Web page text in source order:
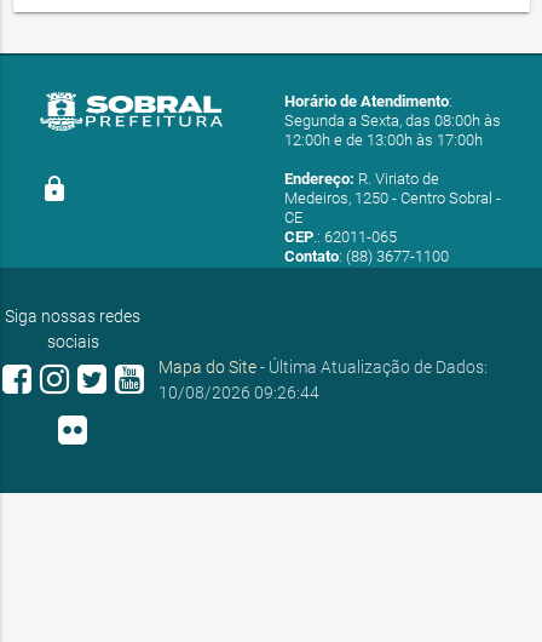
lock
Horário de Atendimento:
Segunda a Sexta, das 08:00h às
12:00h e de 13:00h às 17:00h
Endereço: R. Viriato de
Medeiros, 1250 - Centro Sobral -
CE
CEP.: 62011-065
Contato: (88) 3677-1100
Siga nossas redes
sociais
Mapa do Site- Última Atualização de Dados:
10/08/2026 09:26:44